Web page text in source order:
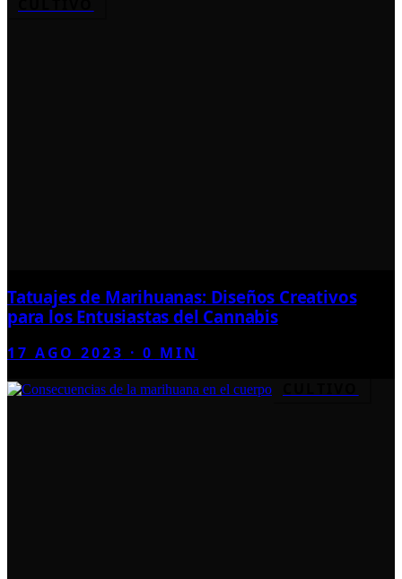
Tatuajes de Marihuanas: Diseños Creativos
para los Entusiastas del Cannabis
17 AGO 2023 ·0 MIN